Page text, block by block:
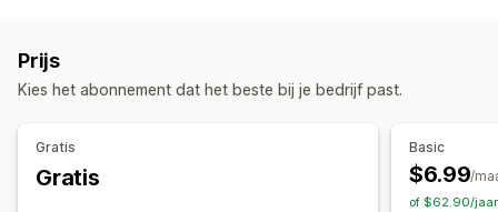
Pagina met alleen recensies
Hoogtepunten uit recensies
Rich snippets
Beloningen die je kunt aanbieden
Prijs
Kies het abonnement dat het beste bij je bedrijf past.
Gratis
Gratis
Basic
$6.99/
of $62.90/